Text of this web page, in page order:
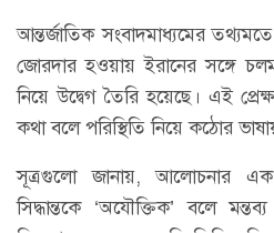
আন্তর্জাতিক সংবাদমাধ্যমের
জোরদার হওয়ায় ইরানের সঙ্গে
নিয়ে উদ্বেগ তৈরি হয়েছে। এই
কথা বলে পরিস্থিতি নিয়ে কঠোর
সূত্রগুলো জানায়, আলোচনার এক
সিদ্ধান্তকে ‘অযৌক্তিক’ বলে